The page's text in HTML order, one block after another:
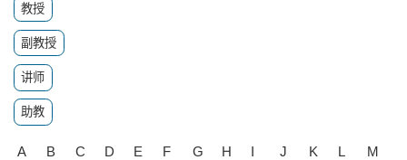
教授
副教授
讲师
助教
A B C D E F G H J K L
M